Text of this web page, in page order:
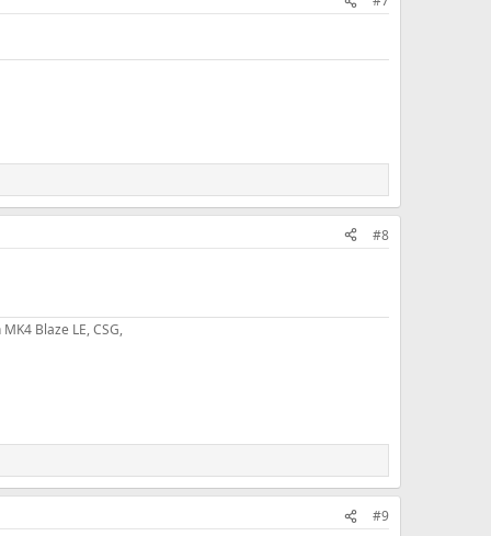
#8
Blaze LE, CSG,
#9